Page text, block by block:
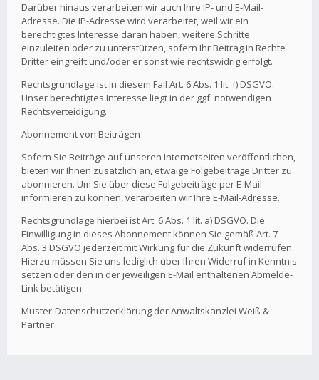
Darüber hinaus verarbeiten wir auch Ihre IP- und E-Mail-
Adresse. Die IP-Adresse wird verarbeitet, weil wir ein
berechtigtes Interesse daran haben, weitere Schritte
einzuleiten oder zu unterstützen, sofern Ihr Beitrag in Rechte
Dritter eingreift und/oder er sonst wie rechtswidrig erfolgt.
Rechtsgrundlage ist in diesem Fall Art. 6 Abs. 1 lit. f) DSGVO.
Unser berechtigtes Interesse liegt in der ggf. notwendigen
Rechtsverteidigung.
Abonnement von Beiträgen
Sofern Sie Beiträge auf unseren Internetseiten veröffentlichen,
bieten wir Ihnen zusätzlich an, etwaige Folgebeiträge Dritter zu
abonnieren. Um Sie über diese Folgebeiträge per E-Mail
informieren zu können, verarbeiten wir Ihre E-Mail-Adresse.
Rechtsgrundlage hierbei ist Art. 6 Abs. 1 lit. a) DSGVO. Die
Einwilligung in dieses Abonnement können Sie gemäß Art. 7
Abs. 3 DSGVO jederzeit mit Wirkung für die Zukunft widerrufen.
Hierzu müssen Sie uns lediglich über Ihren Widerruf in Kenntnis
setzen oder den in der jeweiligen E-Mail enthaltenen Abmelde-
Link betätigen.
Muster-Datenschutzerklärung der Anwaltskanzlei Weiß &
Partner